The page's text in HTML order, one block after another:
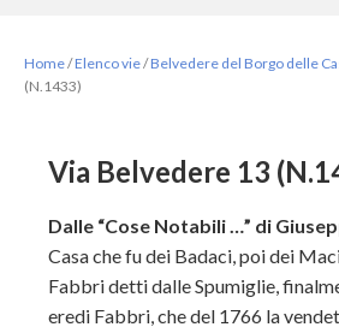
Home/Elenco vie/Belvedere del Borgo delle
(N.1433)
Via Belvedere 13
Dalle “Cose Notabili …” di
Casa che fu dei Badaci, poi dei
Fabbri detti dalle Spumiglie,
eredi Fabbri, che del 1766 la